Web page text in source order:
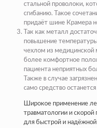
стальной проволоки,
сгибанию. Такое
придаёт шине Крамера
Так как металл
повышение
чехлом из медицинской
более комфортное
пациента неприятных
Также в случае
само средство
Широкое применение
травматологии и
для быстрой и